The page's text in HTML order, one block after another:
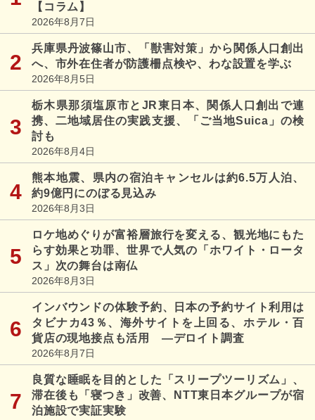
【コラム】
2026年8月7日
兵庫県丹波篠山市、「獣害対策」から関係人口創出
へ、市外在住者が防護柵点検や、わな設置を学ぶ
2026年8月5日
栃木県那須塩原市とJR東日本、関係人口創出で連
携、二地域居住の実践支援、「ご当地Suica」の検
討も
2026年8月4日
熊本地震、県内の宿泊キャンセルは約6.5万人泊、
約9億円にのぼる見込み
2026年8月3日
ロケ地めぐりが富裕層旅行を変える、観光地にもた
らす効果と功罪、世界で人気の「ホワイト・ロータ
ス」次の舞台は南仏
2026年8月3日
インバウンドの体験予約、日本の予約サイト利用は
タビナカ43％、海外サイトを上回る、ホテル・百
貨店の現地接点も活用 ―デロイト調査
2026年8月7日
良質な睡眠を目的とした「スリープツーリズム」、
滞在後も「寝つき」改善、NTT東日本グループが宿
泊施設で実証実験